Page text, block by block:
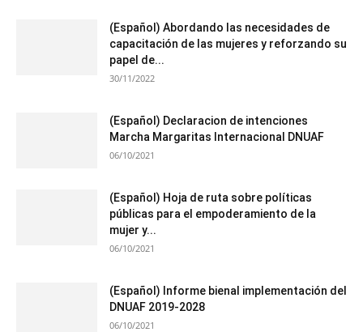
(Español) Abordando las necesidades de
capacitación de las mujeres y reforzando su
papel de...
30/11/2022
(Español) Declaracion de intenciones
Marcha Margaritas Internacional DNUAF
06/10/2021
(Español) Hoja de ruta sobre políticas
públicas para el empoderamiento de la
mujer y...
06/10/2021
(Español) Informe bienal implementación del
DNUAF 2019-2028
06/10/2021